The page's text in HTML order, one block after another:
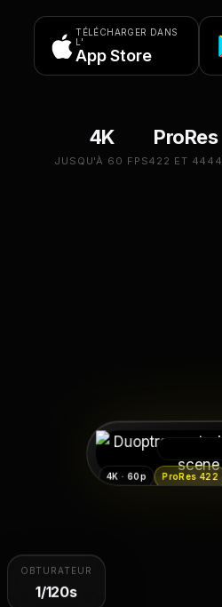
TÉLÉCHARGER DANS
L'
App Store
4K
JUSQU'À 60 FPS
ProRes
422 ET 4444
4K · 60p ProRes 422
OBTURATEUR
1/120s